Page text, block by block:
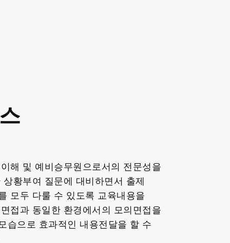
해 및 예비승무원으로서의 전문성을
황부여 질문에 대비하면서 출제
모두 다룰 수 있도록 교육내용을
접과 동일한 환경에서의 모의면접을
습으로 효과적인 내용전달을 할 수